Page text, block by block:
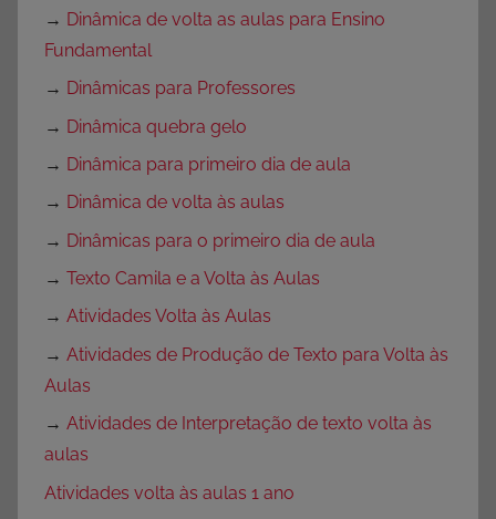
→ Dinâmica de volta as aulas para Ensino
Fundamental
→ Dinâmicas para Professores
→ Dinâmica quebra gelo
→ Dinâmica para primeiro dia de aula
→ Dinâmica de volta às aulas
→ Dinâmicas para o primeiro dia de aula
→ Texto Camila e a Volta às Aulas
→ Atividades Volta às Aulas
→ Atividades de Produção de Texto para Volta às
Aulas
→ Atividades de Interpretação de texto volta às
aulas
Atividades volta às aulas 1 ano